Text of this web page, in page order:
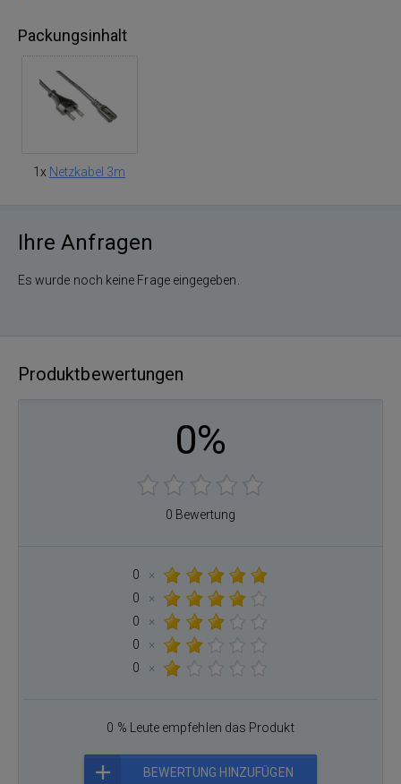
Packungsinhalt
1x Netzkabel 3m
Ihre Anfragen
Es wurde noch keine Frage eingegeben.
Produktbewertungen
0%
0 Bewertung
0
×
0
×
0
×
0
×
0
×
0 % Leute empfehlen das Produkt
BEWERTUNG HINZUFÜGEN